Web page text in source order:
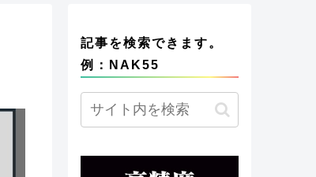
記事を検索できます。
例：NAK55